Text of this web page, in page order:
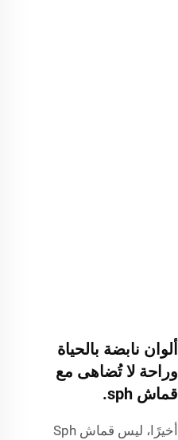
ألوان نابضة بالحياة
وراحة لا تُضاهى مع
قماش sph.
أخيرًا، ليس قماش Sph